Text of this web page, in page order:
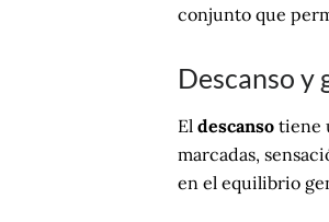
conjunto que
Descanso y
El descanso tiene
marcadas,
en el equilibrio